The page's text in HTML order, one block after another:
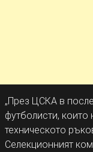
„През ЦСКА в
футболисти, които
техническото
Селекционният